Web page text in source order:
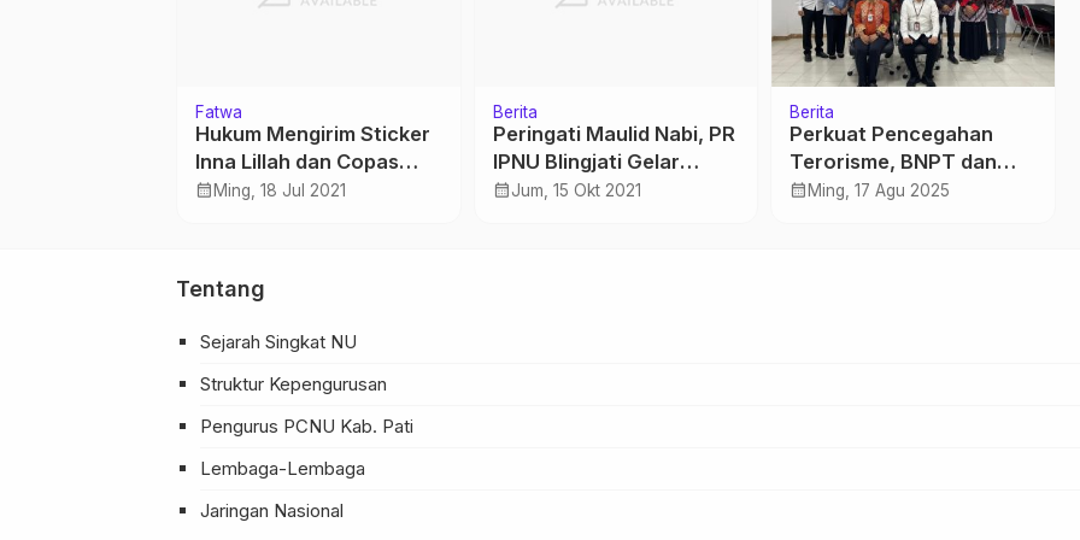
Fatwa
Hukum Mengirim Sticker
Inna Lillah dan Copas
Doa untuk Orang
calendar_monthMing, 18 Jul 2021
Berita
Peringati Maulid Nabi, PR
IPNU Blingjati Gelar
Safari Maulid
calendar_monthJum, 15 Okt 2021
Berita
Perkuat Pencegahan
Terorisme, BNPT dan
FKPT Jateng Audiensi
calendar_monthMing, 17 Agu 2025
Tentang
Sejarah Singkat NU
Struktur Kepengurusan
Pengurus PCNU Kab. Pati
Lembaga-Lembaga
Jaringan Nasional